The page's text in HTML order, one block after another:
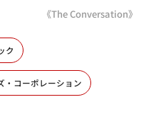
《The Conversation》
ク
・コーポレーション